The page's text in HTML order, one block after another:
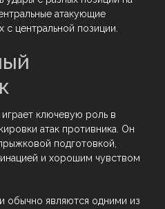
атакующие
с центральной позиции.
ключевую роль в
атак противника. Он
подготовкой,
и хорошим чувством
обычно являются одними из